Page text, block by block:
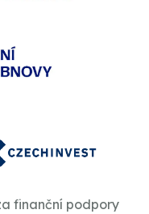
finanční podpory